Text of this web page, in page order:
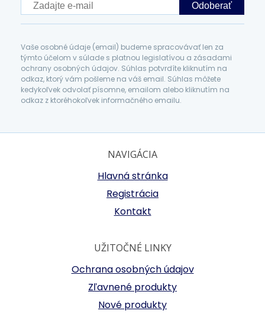
Odoberať
Vaše osobné údaje (email) budeme spracovávať len za
týmto účelom v súlade s platnou legislatívou a zásadami
ochrany osobných údajov. Súhlas potvrdíte kliknutím na
odkaz, ktorý vám pošleme na váš email. Súhlas môžete
kedykoľvek odvolať písomne, emailom alebo kliknutím na
odkaz z ktoréhokoľvek informačného emailu.
NAVIGÁCIA
Hlavná stránka
Registrácia
Kontakt
UŽITOČNÉ LINKY
Ochrana osobných údajov
Zľavnené produkty
Nové produkty